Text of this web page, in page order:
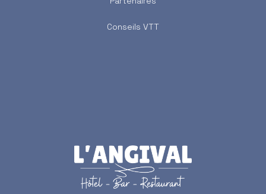
Conseils VTT